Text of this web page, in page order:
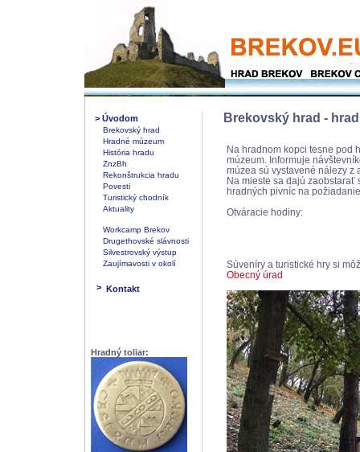
> Úvodom
Brekovský hrad
Hradné múzeum
História hradu
ZnzBh
Rekonštrukcia hradu
Povesti
Turistický chodník
Aktuality
Workcamp Brekov
Drugethovské slávnosti
Silvestrovský výstup
Zaujímavosti v okolí
> Kontakt
Hradný toliar:
Brekovský hrad -
Na hradnom kopci tesne pod
múzeum. Informuje
múzea sú vystavené nálezy z
Na mieste sa dajú zaobstarať
hradných pivníc na
Otváracie hodiny:
Súveníry a turistické hry si
Obecný úrad